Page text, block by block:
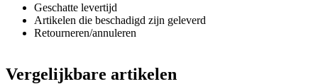
Geschatte levertijd
Artikelen die beschadigd zijn geleverd
Retourneren/annuleren
Vergelijkbare artikelen